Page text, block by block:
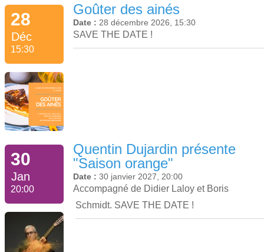
28
Déc
15:30
Goûter des ainés
Date : 28 décembre 2026, 15:30
SAVE THE DATE !
30
Jan
20:00
Quentin Dujardin présente
"Saison orange"
Date : 30 janvier 2027, 20:00
Accompagné de Didier Laloy et Boris
Schmidt. SAVE THE DATE !